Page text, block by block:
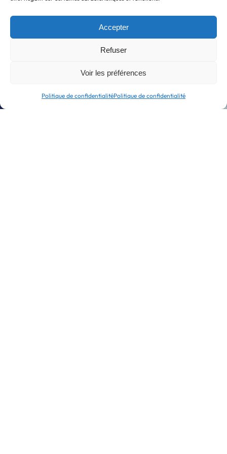
Accepter
Refuser
Voir les préférences
Politique de confidentialitéPolitique de confidentialité
700
stagiaires
formés